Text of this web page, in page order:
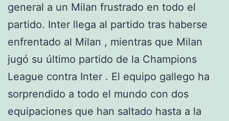
general a un Milan frustrado en todo el
partido. Inter llega al partido tras haberse
enfrentado al Milan , mientras que Milan
jugó su último partido de la Champions
League contra Inter . El equipo gallego ha
sorprendido a todo el mundo con dos
equipaciones que han saltado hasta a la